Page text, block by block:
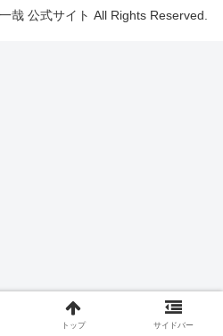
哉 公式サイト All Rights Reserved.
トップ サイドバー